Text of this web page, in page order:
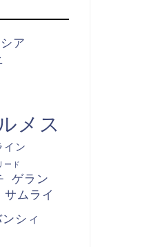
ア
メス
イン
ード
ゲラン
サムライ
シィ